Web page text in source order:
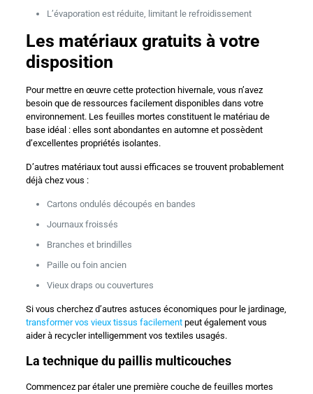
L’évaporation est réduite, limitant le refroidissement
Les matériaux gratuits à votre
disposition
Pour mettre en œuvre cette protection hivernale, vous n’avez
besoin que de ressources facilement disponibles dans votre
environnement. Les feuilles mortes constituent le matériau de
base idéal : elles sont abondantes en automne et possèdent
d’excellentes propriétés isolantes.
D’autres matériaux tout aussi efficaces se trouvent probablement
déjà chez vous :
Cartons ondulés découpés en bandes
Journaux froissés
Branches et brindilles
Paille ou foin ancien
Vieux draps ou couvertures
Si vous cherchez d’autres astuces économiques pour le jardinage,
transformer vos vieux tissus facilementpeut également vous
aider à recycler intelligemment vos textiles usagés.
La technique du paillis multicouches
Commencez par étaler une première couche de feuilles mortes